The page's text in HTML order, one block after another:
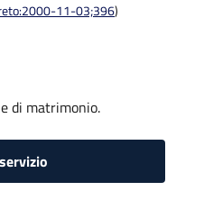
11-03;396)
di matrimonio.